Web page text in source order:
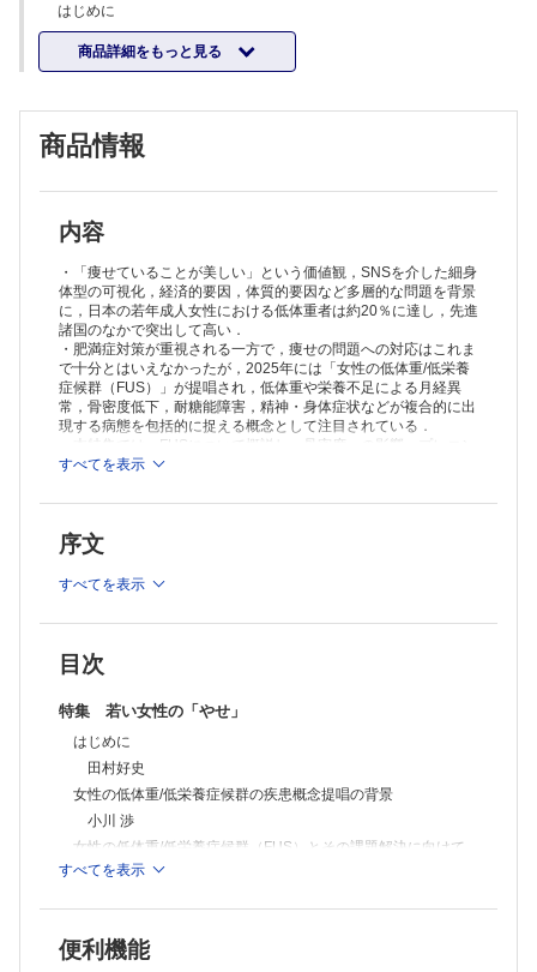
はじめに
田村好史
女性の低体重/低栄養症候群の疾患概念提唱の背景
小川 渉
女性の低体重/低栄養と骨密度
能瀬さやか
荒田尚子
若年女性の痩身志向と糖尿病治療薬・肥満症治療薬の適応外使用による
健康被害：現状と症例報告─ 日本社会におけるルッキズムの蔓延と医療
現場の課題
山下滋雄
若い女性の「やせ」と摂食症（障害）─ 現状の課題と包括的支援体制の
構築に向けて
河合啓介
日本人若年女性のボディイメージの現状と心理教育的介入方法
鈴木公啓
日本人女性の痩せをめぐる健康課題と支援モデル─ 女性の低体重/低栄
養症候群（FUS）予防と包括的教育の視点から
室伏由佳・他
免疫学
T細胞によるセルフとネオセルフの識別能による全身性自己免疫疾患の
発症
癌・腫瘍学
連載
医師の働き方改革 ─ 取り組みの現状と課題19（最終回）
医師業務体制の本来のあるべき姿とは─ 働き方改革の本質を問う
門脇則光
医療における生成AIとDX(11)
生成AIを使いこなす医療論文執筆ガイド─ アウトライン作成から査読対
応までの実践的ワークフロー
限界助教
医療にいかす行動経済学(8)
大谷弘行
これから人間はどうつきあっていけばよいのか
山極壽一
商品詳細をもっと見る
商品情報
内容
・「痩せていることが美しい」という価値観，SNSを介した細身
体型の可視化，経済的要因，体質的要因など多層的な問題を背景
に，日本の若年成人女性における低体重者は約20％に達し，先進
諸国のなかで突出して高い．
・肥満症対策が重視される一方で，痩せの問題への対応はこれま
で十分とはいえなかったが，2025年には「女性の低体重/低栄養
症候群（FUS）」が提唱され，低体重や栄養不足による月経異
常，骨密度低下，耐糖能障害，精神・身体症状などが複合的に出
現する病態を包括的に捉える概念として注目されている．
・本特集では，FUSについて概説し，骨密度への影響，プレコン
セプションケアとの関連，糖尿病・肥満症治療薬の目的外使用の
性が健康的な生活を送れる社会に向けた取り組みについて，各分
すべてを表示
序文
すべてを表示
目次
特集 若い女性の「やせ」
はじめに
田村好史
女性の低体重/低栄養症候群の疾患概念提唱の背景
小川 渉
女性の低体重/低栄養症候群（FUS）とその課題解決に向けて
田村好史
女性の低体重・低栄養とプレコンセプションケア─ 次世代の健
すべてを表示
便利機能